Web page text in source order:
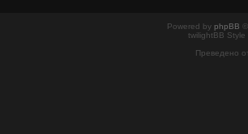
Powered by phpBB
twilightBB
Преведено